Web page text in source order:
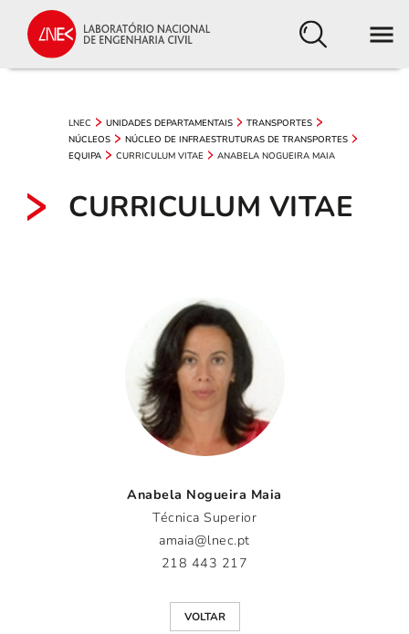
LNEC UNIDADES DEPARTAMENTAIS
TRANSPORTES
NÚCLEOS
NÚCLEO DE INFRAESTRUTURAS DE TRANSPORTES
EQUIPA
CURRICULUM VITAE ANABELA NOGUEIRA MAIA
CURRICULUM VITAE
Anabela Nogueira Maia
Técnica Superior
amaia@lnec.pt
218 443 217
VOLTAR